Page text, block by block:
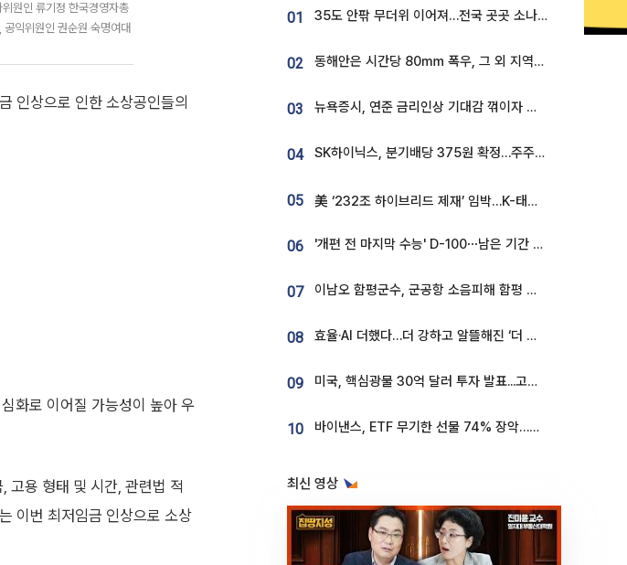
원인 류기정 한국경영자총
익위원인 권순원 숙명여대
인상으로 인한 소상공인들의
화로 이어질 가능성이 높아 우
고용 형태 및 시간, 관련법 적
이번 최저임금 인상으로 소상
01 35도 안팎 무더위 이어져…전국 곳곳 소나기 [오늘 날씨]
02 동해안은 시간당 80㎜ 폭우, 그 외 지역은 폭염…‘극과 극 날씨’
03 뉴욕증시, 연준 금리인상 기대감 꺾이자 상승...S&P500 사상 최고치 [종합]
04 SK하이닉스, 분기배당 375원 확정…주주환원책 9월로 앞당겨 발표
05 美 ‘232조 하이브리드 제재’ 임박…K-태양광, 불확실성 털고 날개 다나
06 '개편 전 마지막 수능' D-100⋯남은 기간 성적 올릴 전략은
07 이남오 함평군수, 군공항 소음피해 함평 보상 요구
08 효율·AI 더했다…더 강하고 알뜰해진 ‘더 뉴 그랜저 하이브리드’ [ET의 모빌리티]
09 미국, 핵심광물 30억 달러 투자 발표...고려아연 대미투자 언급
10 바이낸스, ETF 무기한 선물 74% 장악…한국 레버리지 ETF 거래 급증 [e가상자산]
최신 영상